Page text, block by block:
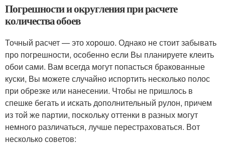
Погрешности и округления при расчете
количества обоев
Точный расчет — это хорошо. Однако не стоит забывать
про погрешности, особенно если Вы планируете клеить
обои сами. Вам всегда могут попасться бракованные
куски, Вы можете случайно испортить несколько полос
при обрезке или нанесении. Чтобы не пришлось в
спешке бегать и искать дополнительный рулон, причем
из той же партии, поскольку оттенки в разных могут
немного различаться, лучше перестраховаться. Вот
несколько советов: